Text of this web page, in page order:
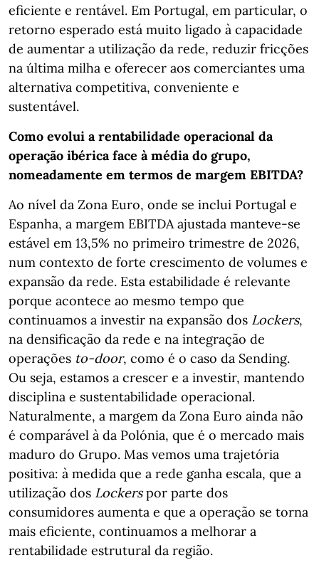
eficiente e rentável. Em Portugal, em particular, o
retorno esperado está muito ligado à capacidade
de aumentar a utilização da rede, reduzir fricções
na última milha e oferecer aos comerciantes uma
alternativa competitiva, conveniente e
sustentável.
Como evolui a rentabilidade operacional da
operação ibérica face à média do grupo,
nomeadamente em termos de margem EBITDA?
Ao nível da Zona Euro, onde se inclui Portugal e
Espanha, a margem EBITDA ajustada manteve-se
estável em 13,5% no primeiro trimestre de 2026,
num contexto de forte crescimento de volumes e
expansão da rede. Esta estabilidade é relevante
porque acontece ao mesmo tempo que
continuamos a investir na expansão dos Lockers,
na densificação da rede e na integração de
operações to-door, como é o caso da Sending.
Ou seja, estamos a crescer e a investir, mantendo
disciplina e sustentabilidade operacional.
Naturalmente, a margem da Zona Euro ainda não
é comparável à da Polónia, que é o mercado mais
maduro do Grupo. Mas vemos uma trajetória
positiva: à medida que a rede ganha escala, que a
utilização dos Lockerspor parte dos
consumidores aumenta e que a operação se torna
mais eficiente, continuamos a melhorar a
rentabilidade estrutural da região.